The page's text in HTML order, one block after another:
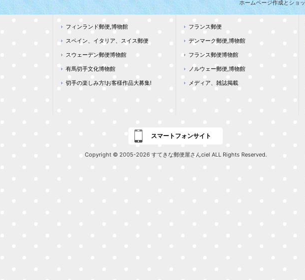
ホームページ作成とショ
フィンランド郵便,博物館
スペイン、イタリア、スイス郵便
スウェーデン郵便博物館
有馬切手文化博物館
切手の楽しみ方!お客様作品大募集!
フランス郵便
デンマーク郵便,博物館
フランス郵便博物館
ノルウェー郵便,博物館
メディア、雑誌掲載
スマートフォンサイト
Copyright © 2005-2026 すてきな郵便屋さんciel ALL Rights Reserved.